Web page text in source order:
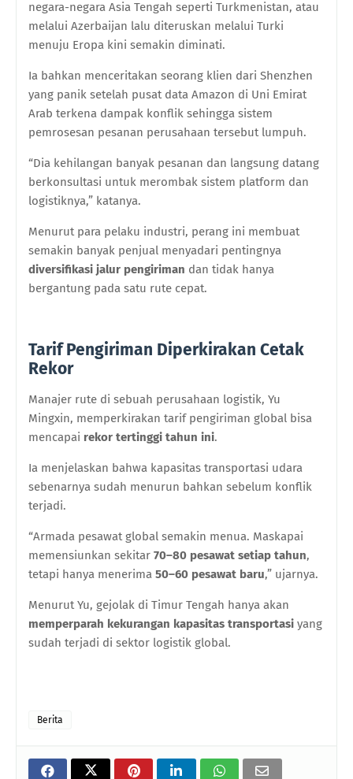
negara-negara Asia Tengah seperti Turkmenistan, atau
melalui Azerbaijan lalu diteruskan melalui Turki
menuju Eropa kini semakin diminati.
Ia bahkan menceritakan seorang klien dari Shenzhen
yang panik setelah pusat data Amazon di Uni Emirat
Arab terkena dampak konflik sehingga sistem
pemrosesan pesanan perusahaan tersebut lumpuh.
“Dia kehilangan banyak pesanan dan langsung datang
berkonsultasi untuk merombak sistem platform dan
logistiknya,” katanya.
Menurut para pelaku industri, perang ini membuat
semakin banyak penjual menyadari pentingnya
diversifikasi jalur pengiriman dan tidak hanya
bergantung pada satu rute cepat.
Tarif Pengiriman Diperkirakan Cetak
Rekor
Manajer rute di sebuah perusahaan logistik, Yu
Mingxin, memperkirakan tarif pengiriman global bisa
mencapai rekor tertinggi tahun ini.
Ia menjelaskan bahwa kapasitas transportasi udara
sebenarnya sudah menurun bahkan sebelum konflik
terjadi.
“Armada pesawat global semakin menua. Maskapai
memensiunkan sekitar 70–80 pesawat setiap tahun,
tetapi hanya menerima 50–60 pesawat baru,” ujarnya.
Menurut Yu, gejolak di Timur Tengah hanya akan
memperparah kekurangan kapasitas transportasi yang
sudah terjadi di sektor logistik global.
Berita